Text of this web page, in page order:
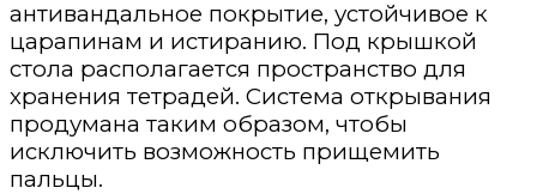
антивандальное покрытие, устойчивое к
царапинам и истиранию. Под крышкой
стола располагается пространство для
хранения тетрадей. Система открывания
продумана таким образом, чтобы
исключить возможность прищемить
пальцы.